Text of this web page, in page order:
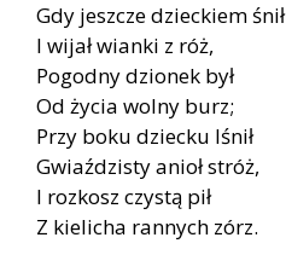
Gdy jeszcze dzieckiem śnił
I wijał wianki z róż,
Pogodny dzionek był
Od życia wolny burz;
Przy boku dziecku lśnił
Gwiaździsty anioł stróż,
I rozkosz czystą pił
Z kielicha rannych zórz.